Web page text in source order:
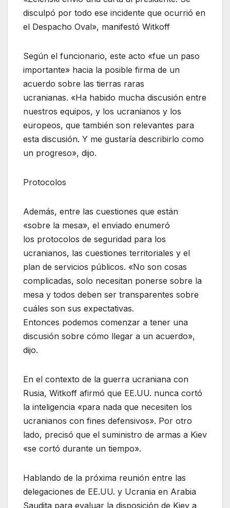
disculpó por todo ese incidente que ocurrió en
el Despacho Oval», manifestó Witkoff
Según el funcionario, este acto «fue un paso
importante» hacia la posible firma de un
acuerdo sobre las tierras raras
ucranianas. «Ha habido mucha discusión entre
nuestros equipos, y los ucranianos y los
europeos, que también son relevantes para
esta discusión. Y me gustaría describirlo como
un progreso», dijo.
Protocolos
Además, entre las cuestiones que están
«sobre la mesa», el enviado enumeró
los protocolos de seguridad para los
ucranianos, las cuestiones territoriales y el
plan de servicios públicos. «No son cosas
complicadas, solo necesitan ponerse sobre la
mesa y todos deben ser transparentes sobre
cuáles son sus expectativas.
Entonces podemos comenzar a tener una
discusión sobre cómo llegar a un acuerdo»,
dijo.
En el contexto de la guerra ucraniana con
Rusia, Witkoff afirmó que EE.UU. nunca cortó
la inteligencia «para nada que necesiten los
ucranianos con fines defensivos». Por otro
lado, precisó que el suministro de armas a Kiev
«se cortó durante un tiempo».
Hablando de la próxima reunión entre las
delegaciones de EE.UU. y Ucrania en Arabia
Saudita para evaluar la disposición de Kiev a